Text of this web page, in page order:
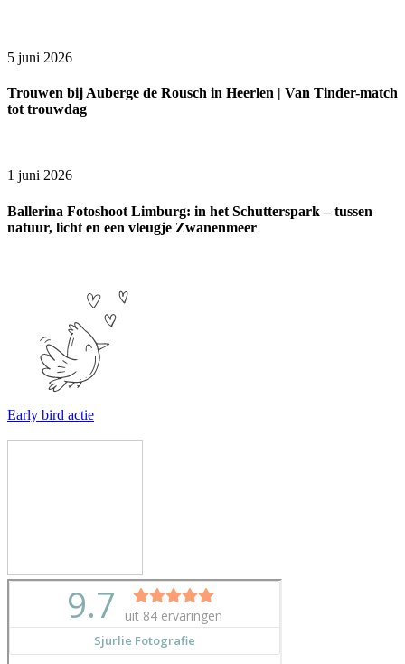
5 juni 2026
Trouwen bij Auberge de Rousch in Heerlen | Van Tinder-match
tot trouwdag
1 juni 2026
Ballerina Fotoshoot Limburg: in het Schutterspark – tussen
natuur, licht en een vleugje Zwanenmeer
Early bird actie